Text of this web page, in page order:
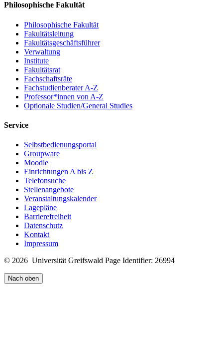
Philosophische Fakultät
Philosophische Fakultät
Fakultätsleitung
Fakultätsgeschäftsführer
Verwaltung
Institute
Fakultätsrat
Fachschaftsräte
Fachstudienberater A-Z
Professor*innen von A-Z
Optionale Studien/General Studies
Service
Selbstbedienungsportal
Groupware
Moodle
Einrichtungen A bis Z
Telefonsuche
Stellenangebote
Veranstaltungskalender
Lagepläne
Barrierefreiheit
Datenschutz
Kontakt
Impressum
© 2026 Universität Greifswald Page Identifier: 26994
Nach oben